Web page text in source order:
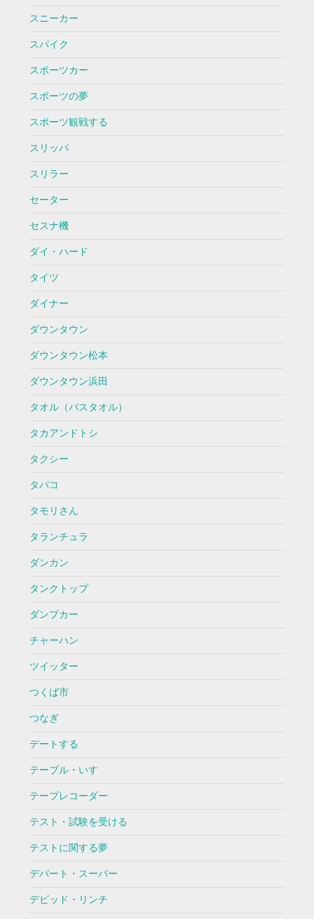
スニーカー
スパイク
スポーツカー
スポーツの夢
スポーツ観戦する
スリッパ
スリラー
セーター
セスナ機
ダイ・ハード
タイツ
ダイナー
ダウンタウン
ダウンタウン松本
ダウンタウン浜田
タオル（バスタオル）
タカアンドトシ
タクシー
タバコ
タモリさん
タランチュラ
ダンカン
タンクトップ
ダンプカー
チャーハン
ツイッター
つくば市
つなぎ
デートする
テーブル・いす
テープレコーダー
テスト・試験を受ける
テストに関する夢
デパート・スーパー
デビッド・リンチ